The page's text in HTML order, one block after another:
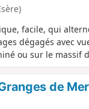
facile, qui
dégagés avec
ou sur le massif
de